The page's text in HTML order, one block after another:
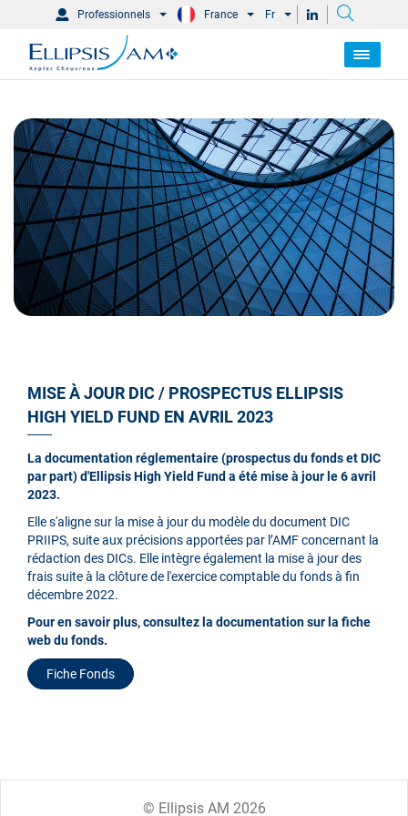
Professionnels France Fr
MISE À JOUR DIC / PROSPECTUS ELLIPSIS
HIGH YIELD FUND EN AVRIL 2023
La documentation réglementaire (prospectus du fonds et DIC
par part) d'Ellipsis High Yield Fund a été mise à jour le 6 avril
2023.
Elle s'aligne sur la mise à jour du modèle du document DIC
PRIIPS, suite aux précisions apportées par l’AMF concernant la
rédaction des DICs. Elle intègre également la mise à jour des
frais suite à la clôture de l'exercice comptable du fonds à fin
décembre 2022.
Pour en savoir plus, consultez la documentation sur la fiche
web du fonds.
Fiche Fonds
© Ellipsis AM 2026